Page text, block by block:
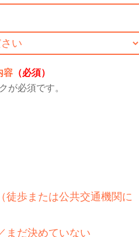
容 （必須）
が必須です。
徒歩または公共交通機関に
まだ決めていない